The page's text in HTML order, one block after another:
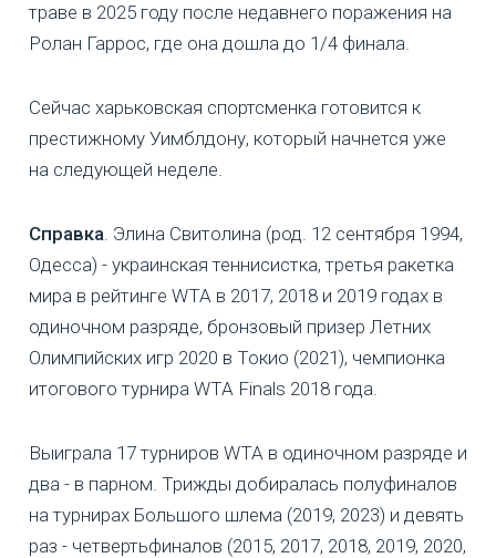
траве в 2025 году после недавнего поражения на
Ролан Гаррос, где она дошла до 1/4 финала.
Сейчас харьковская спортсменка готовится к
престижному Уимблдону, который начнется уже
на следующей неделе.
Справка . Элина Свитолина (род. 12 сентября 1994,
Одесса) - украинская теннисистка, третья ракетка
мира в рейтинге WTA в 2017, 2018 и 2019 годах в
одиночном разряде, бронзовый призер Летних
Олимпийских игр 2020 в Токио (2021), чемпионка
итогового турнира WTA Finals 2018 года.
Выиграла 17 турниров WTA в одиночном разряде и
два - в парном. Трижды добиралась полуфиналов
на турнирах Большого шлема (2019, 2023) и девять
раз - четвертьфиналов (2015, 2017, 2018, 2019, 2020,